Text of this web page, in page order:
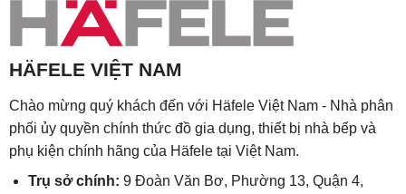
HÄFELE VIỆT NAM
Chào mừng quý khách đến với Häfele Việt Nam - Nhà phân
phối ủy quyền chính thức đồ gia dụng, thiết bị nhà bếp và
phụ kiện chính hãng của Häfele tại Việt Nam.
Trụ sở chính: 9 Đoàn Văn Bơ, Phường 13, Quận 4,